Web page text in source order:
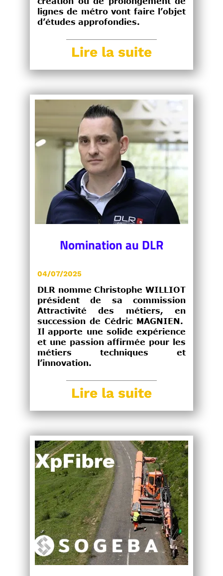
lignes de métro vont faire l’objet
d’études approfondies.
Lire la suite
Nomination au DLR
04/07/2025
DLR nomme Christophe WILLIOT
président de sa commission
Attractivité des métiers, en
succession de Cédric MAGNIEN.
Il apporte une solide expérience
et une passion affirmée pour les
métiers techniques et
l’innovation.
Lire la suite